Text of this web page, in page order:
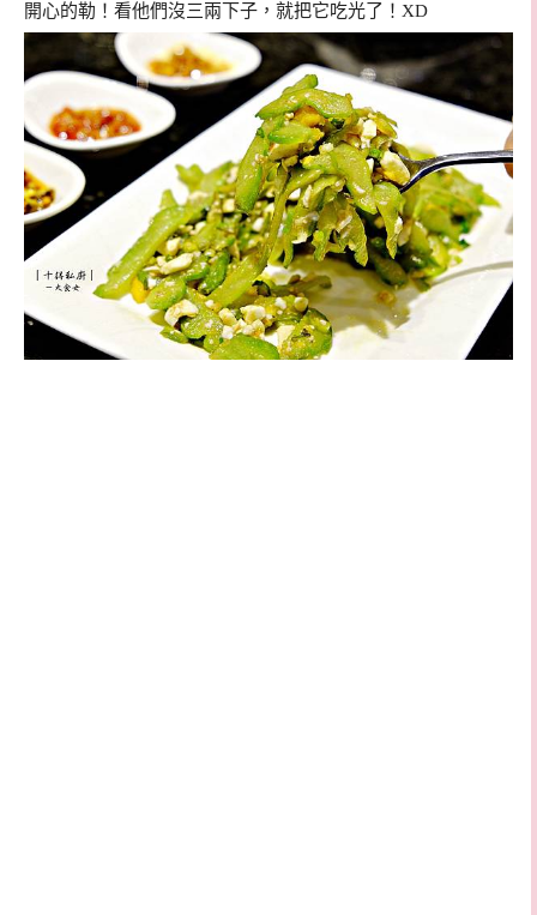
開心的勒！看他們沒三兩下子，就把它吃光了！XD